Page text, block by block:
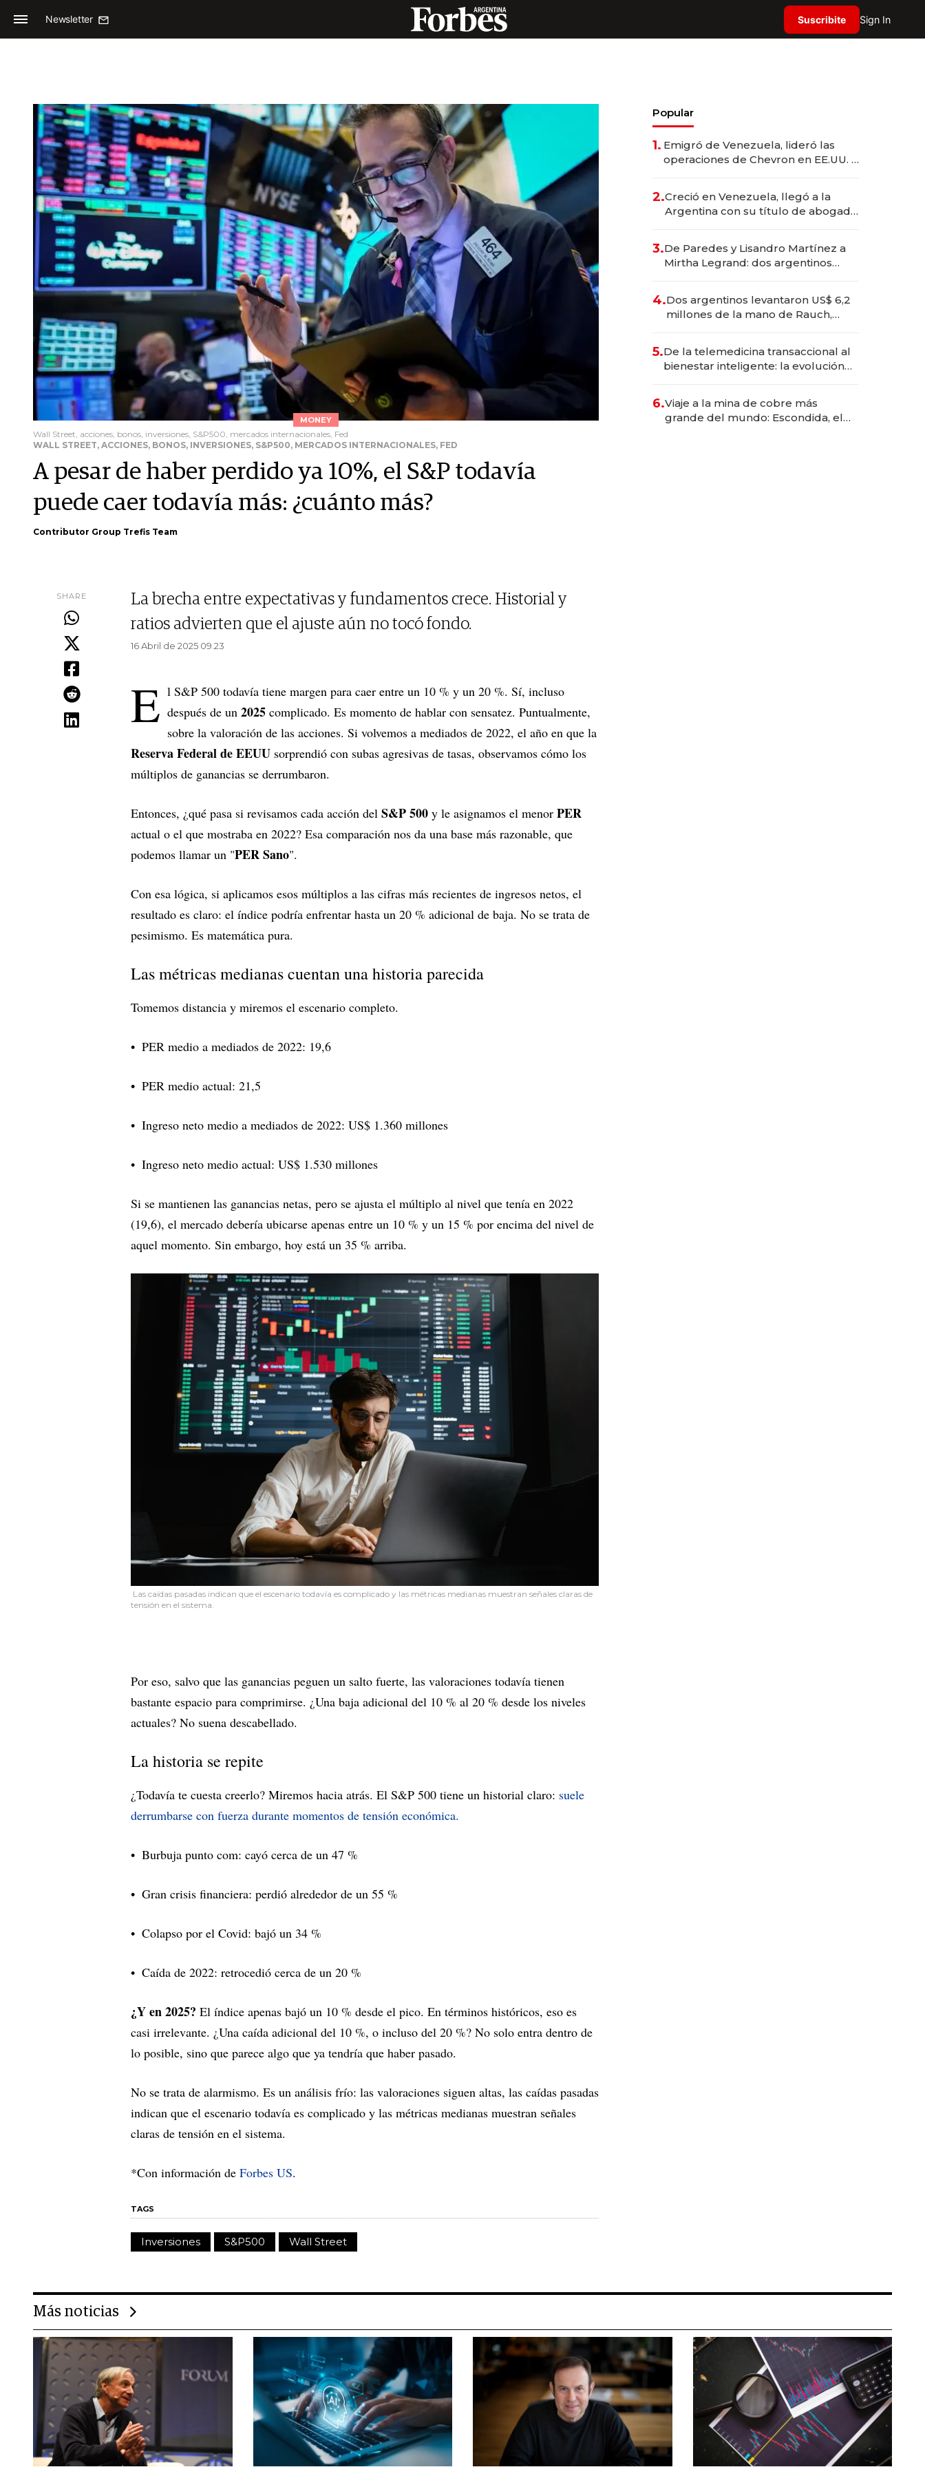
Newsletter Suscribite Sign In
MONEY
Wall Street, acciones, bonos, inversiones, S&P500, mercados internacionales, Fed
WALL STREET, ACCIONES, BONOS, INVERSIONES, S&P500, MERCADOS INTERNACIONALES, FED
A pesar de haber perdido ya 10%, el S&P todavía
puede caer todavía más: ¿cuánto más?
Contributor Group Trefis Team
SHARE
La brecha entre expectativas y fundamentos crece. Historial y
ratios advierten que el ajuste aún no tocó fondo.
16 Abril de 2025 09.23
E l S&P 500 todavía tiene margen para caer entre un 10 % y un 20 %. Sí, incluso
después de un 2025 complicado. Es momento de hablar con sensatez. Puntualmente,
sobre la valoración de las acciones. Si volvemos a mediados de 2022, el año en que la
Reserva Federal de EEUU sorprendió con subas agresivas de tasas, observamos cómo los
múltiplos de ganancias se derrumbaron.
Entonces, ¿qué pasa si revisamos cada acción del S&P 500 y le asignamos el menor PER
actual o el que mostraba en 2022? Esa comparación nos da una base más razonable, que
podemos llamar un "PER Sano".
Con esa lógica, si aplicamos esos múltiplos a las cifras más recientes de ingresos netos, el
resultado es claro: el índice podría enfrentar hasta un 20 % adicional de baja. No se trata de
pesimismo. Es matemática pura.
Las métricas medianas cuentan una historia parecida
Tomemos distancia y miremos el escenario completo.
PER medio a mediados de 2022: 19,6
PER medio actual: 21,5
Ingreso neto medio a mediados de 2022: US$ 1.360 millones
Ingreso neto medio actual: US$ 1.530 millones
Si se mantienen las ganancias netas, pero se ajusta el múltiplo al nivel que tenía en 2022
(19,6), el mercado debería ubicarse apenas entre un 10 % y un 15 % por encima del nivel de
aquel momento. Sin embargo, hoy está un 35 % arriba.
Las caídas pasadas indican que el escenario todavía es complicado y las métricas medianas muestran señales claras de
tensión en el sistema.
Por eso, salvo que las ganancias peguen un salto fuerte, las valoraciones todavía tienen
bastante espacio para comprimirse. ¿Una baja adicional del 10 % al 20 % desde los niveles
actuales? No suena descabellado.
La historia se repite
¿Todavía te cuesta creerlo? Miremos hacia atrás. El S&P 500 tiene un historial claro: suele
derrumbarse con fuerza durante momentos de tensión económica.
Burbuja punto com: cayó cerca de un 47 %
Gran crisis financiera: perdió alrededor de un 55 %
Colapso por el Covid: bajó un 34 %
Caída de 2022: retrocedió cerca de un 20 %
¿Y en 2025? El índice apenas bajó un 10 % desde el pico. En términos históricos, eso es
casi irrelevante. ¿Una caída adicional del 10 %, o incluso del 20 %? No solo entra dentro de
lo posible, sino que parece algo que ya tendría que haber pasado.
No se trata de alarmismo. Es un análisis frío: las valoraciones siguen altas, las caídas pasadas
indican que el escenario todavía es complicado y las métricas medianas muestran señales
claras de tensión en el sistema.
*Con información de Forbes US.
TAGS
Inversiones S&P500 Wall Street
Popular
1. Emigró de Venezuela, lideró las
operaciones de Chevron en EE.UU. y
2.Creció en Venezuela, llegó a la
Argentina con su título de abogado
marcas "fast premium"
3.De Paredes y Lisandro Martínez a
Mirtha Legrand: dos argentinos
deportivo y el cuidado corporal
4.Dos argentinos levantaron US$ 6,2
millones de la mano de Rauch,
5.De la telemedicina transaccional al
bienestar inteligente: la evolución
6.Viaje a la mina de cobre más
grande del mundo: Escondida, el
Más noticias